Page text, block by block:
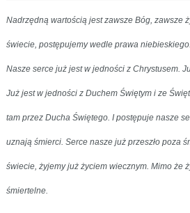
Nadrzędną wartością jest zawsze Bóg, zawsze
świecie, postępujemy wedle prawa
Nasze serce już jest w jedności z Chrystusem.
Już jest w jedności z Duchem Świętym i ze
tam przez Ducha Świętego. I postępuje nasze
uznają śmierci. Serce nasze już przeszło poza
świecie, żyjemy już życiem wiecznym. Mimo że
śmiertelne.